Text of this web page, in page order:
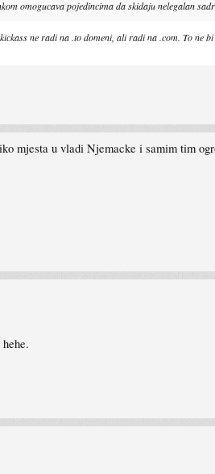
omogucava pojedincima da skidaju nelegalan
ne radi na .to domeni, ali radi na .com. To ne
mjesta u vladi Njemacke i samim tim